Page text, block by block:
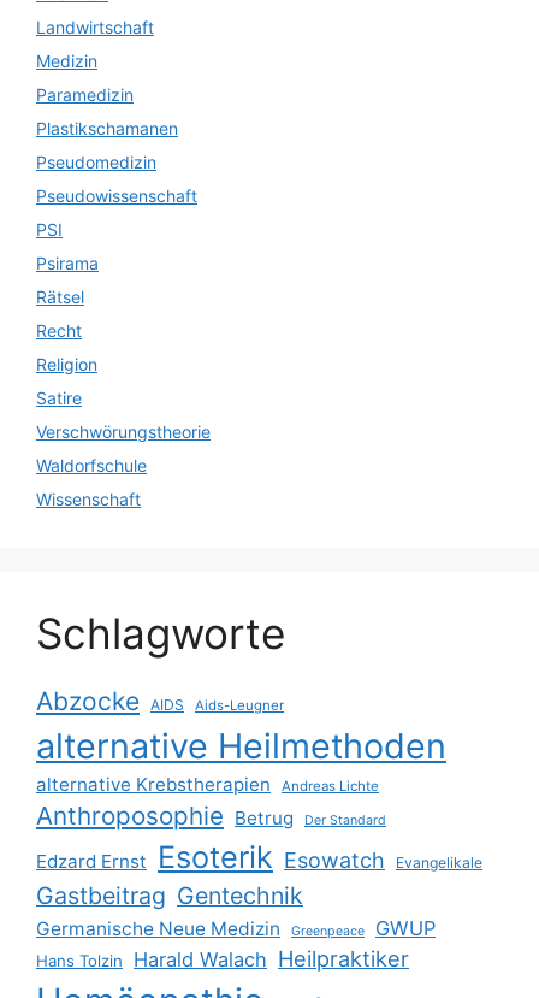
Landwirtschaft
Medizin
Paramedizin
Plastikschamanen
Pseudomedizin
Pseudowissenschaft
PSI
Psirama
Rätsel
Recht
Religion
Satire
Verschwörungstheorie
Waldorfschule
Wissenschaft
Schlagworte
Abzocke AIDS Aids-Leugner
alternative Heilmethoden
alternative Krebstherapien Andreas Lichte
Anthroposophie Betrug Der Standard
Edzard Ernst Esoterik Esowatch Evangelikale
Gastbeitrag Gentechnik
Germanische Neue Medizin Greenpeace GWUP
Hans Tolzin Harald Walach Heilpraktiker